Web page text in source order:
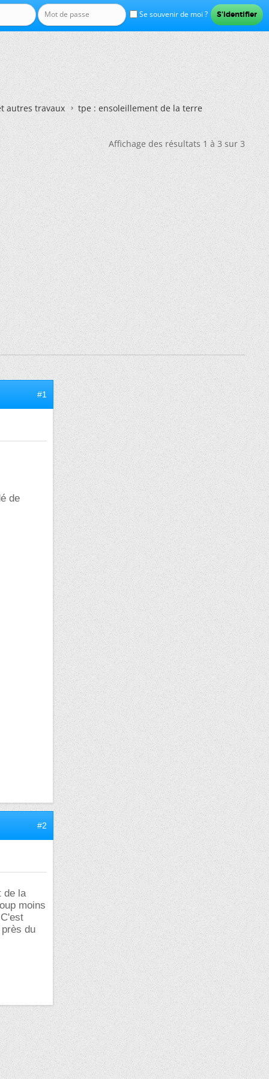
Se souvenir de moi ?
autres travaux tpe : ensoleillement de la terre
Affichage des résultats 1 à 3 sur 3
#1
de
#2
de la
moins
du